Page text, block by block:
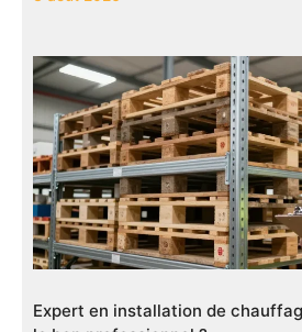
Expert en installation de